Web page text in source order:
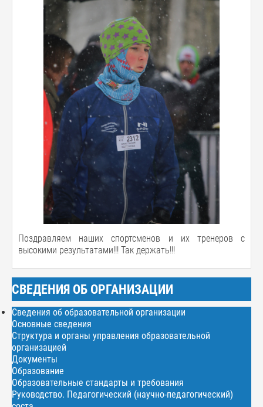
Поздравляем наших спортсменов и их тренеров с
высокими результатами!!! Так держать!!!
СВЕДЕНИЯ ОБ ОРГАНИЗАЦИИ
Сведения об образовательной организации
Основные сведения
Структура и органы управления образовательной
организацией
Документы
Образование
Образовательные стандарты и требования
Руководство. Педагогический (научно-педагогический)